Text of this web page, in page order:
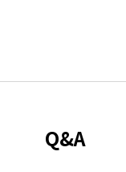
Q&A